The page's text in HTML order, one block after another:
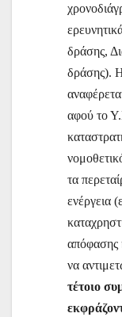
δράσης,
δράσης).
αφού το
τα
ενέργεια
απόφασης
να
τέτοιο